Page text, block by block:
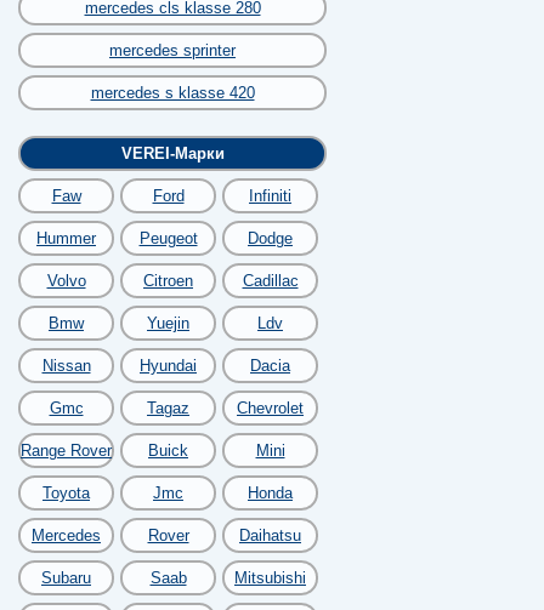
mercedes cls klasse 280
mercedes sprinter
mercedes s klasse 420
VEREI-Марки
Faw Ford Infiniti
Hummer Peugeot Dodge
Volvo Citroen Cadillac
Bmw Yuejin Ldv
Nissan Hyundai Dacia
Gmc Tagaz Chevrolet
Range Rover Buick Mini
Toyota Jmc Honda
Mercedes Rover Daihatsu
Subaru Saab Mitsubishi